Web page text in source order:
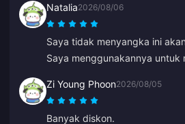
membuat mereka jauh lebih
karena mencegah banyak
Natalia2026/08/06
Saya tidak menyangka ini
Saya menggunakannya untuk
hasilnya. Layanan pelanggan
ingin mengirim hadiah kepada
Zi Young Phoon2026/08/05
Banyak diskon.